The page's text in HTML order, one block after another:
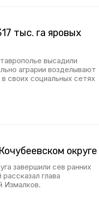
тыс. га яровых
высадили
аграрии возделывают
своих социальных сетях
округе
завершили сев ранних
глава
Измалков.